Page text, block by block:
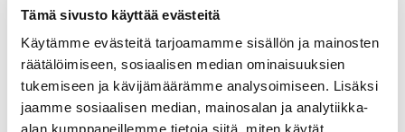
Tämä sivusto käyttää evästeitä
Käytämme evästeitä tarjoamamme sisällön ja mainosten
räätälöimiseen, sosiaalisen median ominaisuuksien
tukemiseen ja kävijämäärämme analysoimiseen. Lisäksi
jaamme sosiaalisen median, mainosalan ja analytiikka-
– On aika pyrkiä eroon hajanaisesta palveluverkosta.
Tämä on sekä asiakkaan että myös hoidon
toteuttajien ja järjestäjien etu. Vastaava
lähestymistapa monimutkaisten
hoitokokonaisuuksien hallitsemiseen soveltuu